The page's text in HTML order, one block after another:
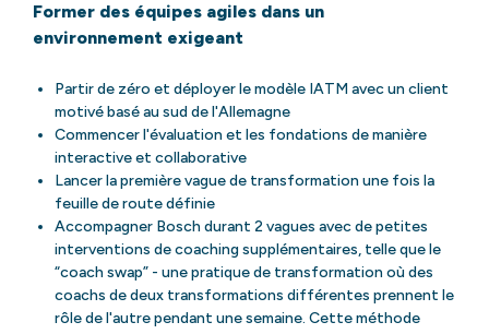
Former des équipes agiles dans un
environnement exigeant
Partir de zéro et déployer le modèle IATM avec un client
motivé basé au sud de l'Allemagne
Commencer l'évaluation et les fondations de manière
interactive et collaborative
Lancer la première vague de transformation une fois la
feuille de route définie
Accompagner Bosch durant 2 vagues avec de petites
interventions de coaching supplémentaires, telle que le
“coach swap” - une pratique de transformation où des
coachs de deux transformations différentes prennent le
rôle de l'autre pendant une semaine. Cette méthode